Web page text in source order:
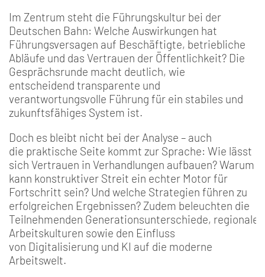
Im Zentrum steht die Führungskultur bei der
Deutschen Bahn: Welche Auswirkungen hat
Führungsversagen auf Beschäftigte, betriebliche
Abläufe und das Vertrauen der Öffentlichkeit? Die
Gesprächsrunde macht deutlich, wie
entscheidend transparente und
verantwortungsvolle Führung für ein stabiles und
zukunftsfähiges System ist.
Doch es bleibt nicht bei der Analyse – auch
die praktische Seite kommt zur Sprache: Wie lässt
sich Vertrauen in Verhandlungen aufbauen? Warum
kann konstruktiver Streit ein echter Motor für
Fortschritt sein? Und welche Strategien führen zu
erfolgreichen Ergebnissen? Zudem beleuchten die
Teilnehmenden Generationsunterschiede, regionale
Arbeitskulturen sowie den Einfluss
von Digitalisierung und KI auf die moderne
Arbeitswelt.